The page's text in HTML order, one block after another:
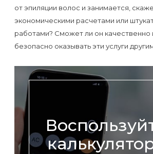
Бикини-
дизайн
Оборудование
Администраторы
Контакты
Статьи
Блог
Карта
сайта
воском
сахаром
Эпиляция
Сфинксе
Формула-1
от эпиляции волос и занимается,
экономическими расчетами или
работами? Сможет ли он качественно
безопасно оказывать эти услуги